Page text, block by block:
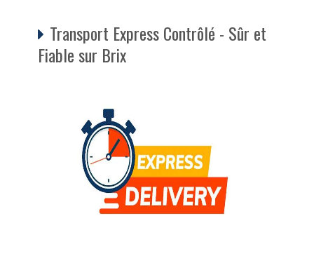
Transport Express Contrôlé - Sûr et
Fiable sur Brix